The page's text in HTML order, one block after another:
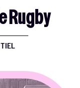
Rugby